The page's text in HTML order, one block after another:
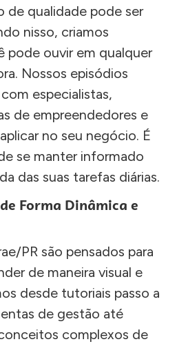
de qualidade pode ser
nisso, criamos
pode ouvir em qualquer
Nossos episódios
especialistas,
de empreendedores e
no seu negócio. É
se manter informado
das suas tarefas diárias.
Forma Dinâmica e
PR são pensados para
de maneira visual e
desde tutoriais passo a
de gestão até
complexos de